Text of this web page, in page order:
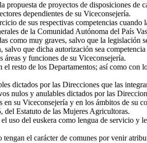
de proyectos de disposiciones
dependientes de su Viceconsejería.
de sus respectivas competencias cuando
de la Comunidad Autónoma del País
como muy graves, salvo que la legislación
que dicha autorización sea
y funciones de su Viceconsejería.
resto de los Departamentos; así como
dictados por las Direcciones que las
nulos y anulables dictados por las
su Viceconsejería y en los ámbitos de su
del Estatuto de las Mujeres Agricultoras.
del euskera como lengua de servicio y
el carácter de comunes por venir